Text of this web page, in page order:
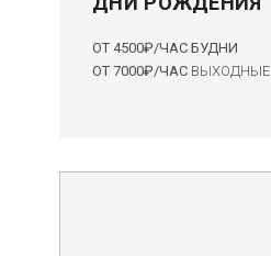
ОТ 4500₽/ЧАС БУДНИ
ОТ 7000₽/ЧАС ВЫХОДНЫЕ